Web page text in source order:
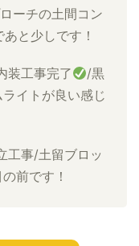
ーチの土間コン
と少しです！
装工事完了
/黒
イトが良い感じ
工事/土留ブロッ
前です！